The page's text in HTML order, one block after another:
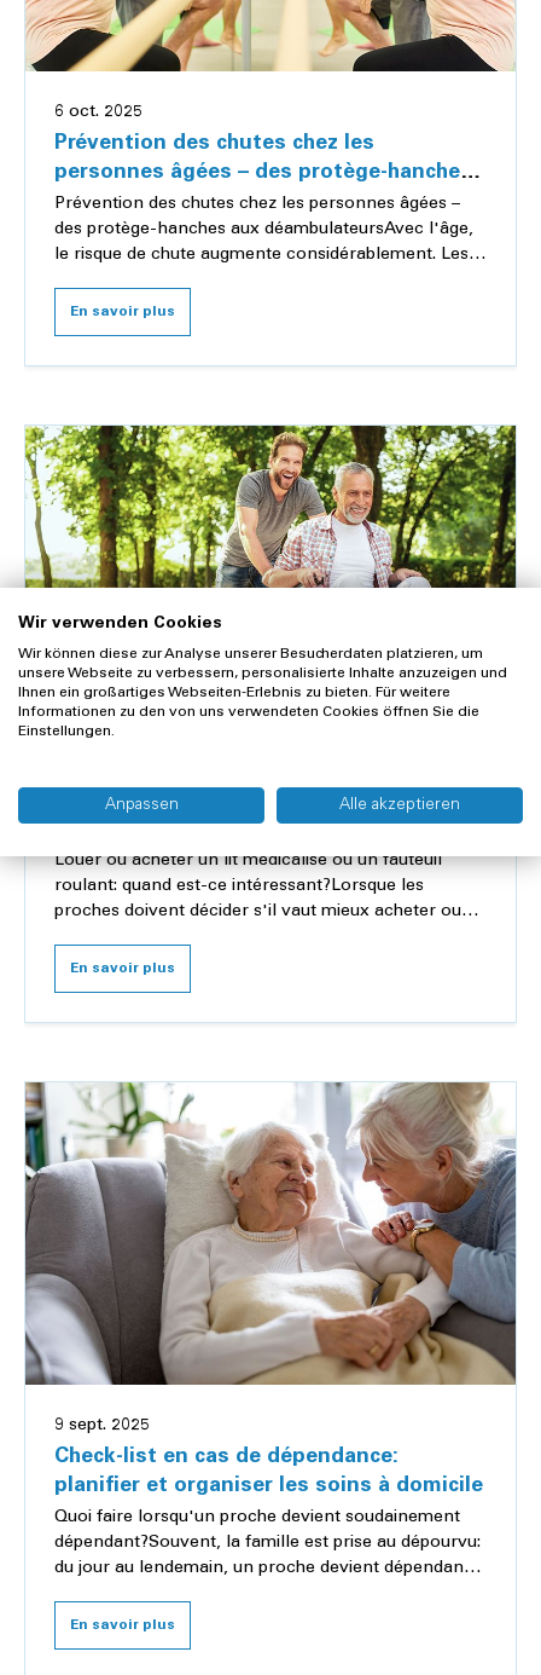
6 oct. 2025
Prévention des chutes chez les
personnes âgées – des protège-hanches
aux déambulateurs
Prévention des chutes chez les personnes âgées –
des protège-hanches aux déambulateursAvec l'âge,
le risque de chute augmente considérablement. Les
En savoir plus
Louer ou acheter un lit médicalisé ou un
fauteuil roulant: quand est-ce
intéressant?
Louer ou acheter un lit médicalisé ou un fauteuil
roulant: quand est-ce intéressant?Lorsque les
proches doivent décider s'il vaut mieux acheter ou
En savoir plus
9 sept. 2025
Check-list en cas de dépendance:
planifier et organiser les soins à domicile
Quoi faire lorsqu'un proche devient soudainement
dépendant?Souvent, la famille est prise au dépourvu:
du jour au lendemain, un proche devient dépendant.
En savoir plus
Wir verwenden Cookies
Wir können diese zur Analyse unserer Besucherdaten platzieren, um
unsere Webseite zu verbessern, personalisierte Inhalte anzuzeigen und
Ihnen ein großartiges Webseiten-Erlebnis zu bieten. Für weitere
Informationen zu den von uns verwendeten Cookies öffnen Sie die
Einstellungen.
Anpassen Alle akzeptieren